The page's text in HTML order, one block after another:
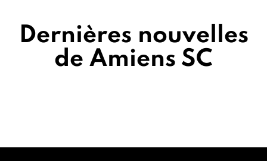
Dernières nouvelles
de Amiens SC